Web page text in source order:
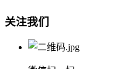
关注我们